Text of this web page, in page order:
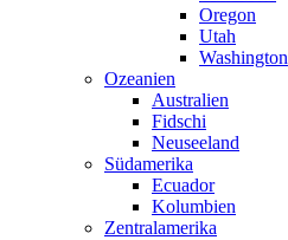
Oregon
Utah
Washington
Ozeanien
Australien
Fidschi
Neuseeland
Südamerika
Ecuador
Kolumbien
Zentralamerika